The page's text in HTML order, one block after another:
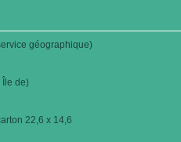
géographique)
Île de)
22,6 x 14,6